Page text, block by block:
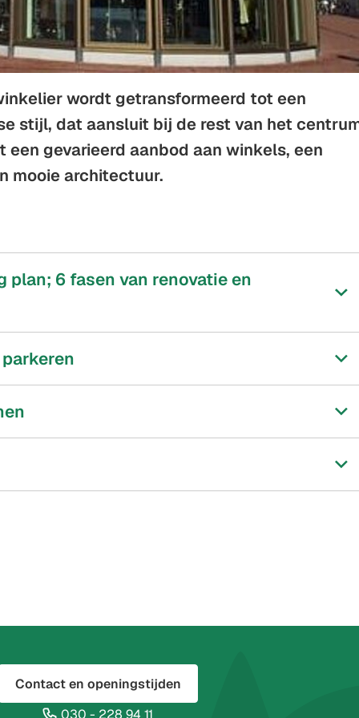
wordt getransformeerd tot een
stijl, dat aansluit bij de rest van het
een gevarieerd aanbod aan winkels, een
mooie architectuur.
6 fasen van renovatie en
Contact en openingstijden
030 - 228 94 11(Verwijst